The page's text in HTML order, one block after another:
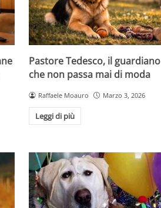
Pastore Tedesco, il guardiano
che non passa mai di moda
Raffaele Moauro Marzo 3, 2026
Leggi di più